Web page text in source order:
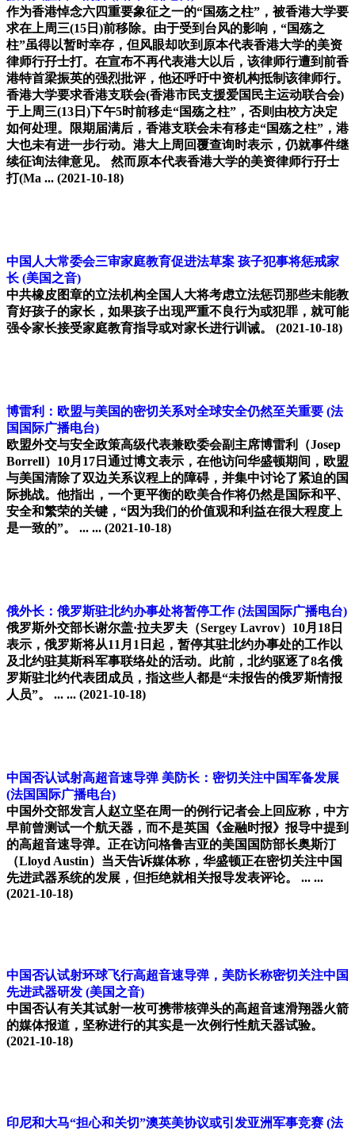
作为香港悼念六四重要象征之一的“国殇之柱”，被香港大学要
求在上周三(15日)前移除。由于受到台风的影响，“国殇之
柱”虽得以暂时幸存，但风眼却吹到原本代表香港大学的美资
律师行孖士打。在宣布不再代表港大以后，该律师行遭到前香
港特首梁振英的强烈批评，他还呼吁中资机构抵制该律师行。
香港大学要求香港支联会(香港市民支援爱国民主运动联合会)
于上周三(13日)下午5时前移走“国殇之柱”，否则由校方决定
如何处理。限期届满后，香港支联会未有移走“国殇之柱”，港
大也未有进一步行动。港大上周回覆查询时表示，仍就事件继
续征询法律意见。 然而原本代表香港大学的美资律师行孖士
打(Ma ... (2021-10-18)
中国人大常委会三审家庭教育促进法草案 孩子犯事将惩戒家
长 (美国之音)
中共橡皮图章的立法机构全国人大将考虑立法惩罚那些未能教
育好孩子的家长，如果孩子出现严重不良行为或犯罪，就可能
强令家长接受家庭教育指导或对家长进行训诫。 (2021-10-18)
博雷利：欧盟与美国的密切关系对全球安全仍然至关重要 (法
国国际广播电台)
欧盟外交与安全政策高级代表兼欧委会副主席博雷利（Josep
Borrell）10月17日通过博文表示，在他访问华盛顿期间，欧盟
与美国清除了双边关系议程上的障碍，并集中讨论了紧迫的国
际挑战。他指出，一个更平衡的欧美合作将仍然是国际和平、
安全和繁荣的关键，“因为我们的价值观和利益在很大程度上
是一致的”。 ... ... (2021-10-18)
俄外长：俄罗斯驻北约办事处将暂停工作 (法国国际广播电台)
俄罗斯外交部长谢尔盖·拉夫罗夫（Sergey Lavrov）10月18日
表示，俄罗斯将从11月1日起，暂停其驻北约办事处的工作以
及北约驻莫斯科军事联络处的活动。此前，北约驱逐了8名俄
罗斯驻北约代表团成员，指这些人都是“未报告的俄罗斯情报
人员”。 ... ... (2021-10-18)
中国否认试射高超音速导弹 美防长：密切关注中国军备发展
(法国国际广播电台)
中国外交部发言人赵立坚在周一的例行记者会上回应称，中方
早前曾测试一个航天器，而不是英国《金融时报》报导中提到
的高超音速导弹。正在访问格鲁吉亚的美国国防部长奥斯汀
（Lloyd Austin）当天告诉媒体称，华盛顿正在密切关注中国
先进武器系统的发展，但拒绝就相关报导发表评论。 ... ...
(2021-10-18)
中国否认试射环球飞行高超音速导弹，美防长称密切关注中国
先进武器研发 (美国之音)
中国否认有关其试射一枚可携带核弹头的高超音速滑翔器火箭
的媒体报道，坚称进行的其实是一次例行性航天器试验。
(2021-10-18)
印尼和大马“担心和关切”澳英美协议或引发亚洲军事竞赛 (法